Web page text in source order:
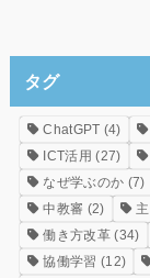
タグ
ChatGPT (4)
ICT活用 (27)
なぜ学ぶのか (7)
中教審 (2)
働き方改革(34)
協働学習 (12)